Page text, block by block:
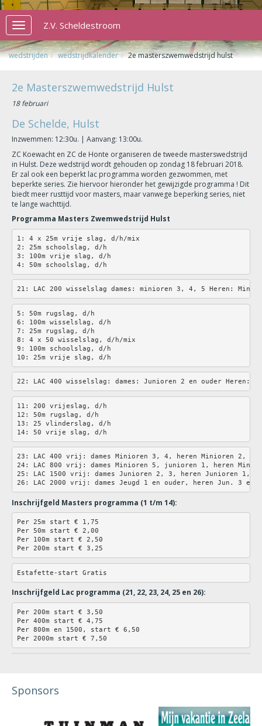
Toggle
navigation
Z.V. Scheldestroom
wedstrijden wedstrijdkalender 2e masterszwemwedstrijd hulst
2e Masterszwemwedstrijd Hulst
18 februari
De Schelde, Hulst
Inzwemmen: 12:30u. | Aanvang: 13:00u.
ZC Koewacht en ZC de Honte organiseren de tweede masterswedstrijd
in Hulst. Deze wedstrijd wordt gehouden op zondag 18 februari 2018.
Er zal ook een beperkt lac programma worden gezwommen, met
beperkte series. Zie hiervoor hieronder het gewijzigde programma ! Dit
biedt meer rusttijd voor masters, maar vanwege beperking series, niet
te lange wachttijd.
Programma Masters Zwemwedstrijd Hulst
1: 4 x 25m vrije slag, d/h/mix
2: 25m schoolslag, d/h
3: 100m vrije slag, d/h
4: 50m schoolslag, d/h
21: LAC 200 wisselslag dames: minioren 3, 4, 5 Heren:
5: 50m rugslag, d/h
6: 100m wisselslag, d/h
7: 25m rugslag, d/h
8: 4 x 50 wisselslag, d/h/mix
9: 100m schoolslag, d/h
10: 25m vrije slag, d/h
22: LAC 400 wisselslag: dames: Junioren 2 en ouder Heren:
11: 200 vrijeslag, d/h
12: 50m rugslag, d/h
13: 25 vlinderslag, d/h
14: 50 vrije slag, d/h
23: LAC 400 vrij: dames Minioren 3, 4, heren Minioren 2,
24: LAC 800 vrij: dames Minioren 5, junioren 1, heren
25: LAC 1500 vrij: dames Junioren 2, 3, heren Junioren 1, 2
26: LAC 2000 vrij: dames Jeugd 1 en ouder, heren Jun. 3 en
Inschrijfgeld Masters programma (1 t/m 14):
Per 25m start € 1,75
Per 50m start € 2,00
Per 100m start € 2,50
Per 200m start € 3,25
Estafette-start Gratis
Inschrijfgeld Lac programma (21, 22, 23, 24, 25 en 26):
Per 200m start € 3,50
Per 400m start € 4,75
Per 800m en 1500, start € 6,50
Per 2000m start € 7,50
Sponsors